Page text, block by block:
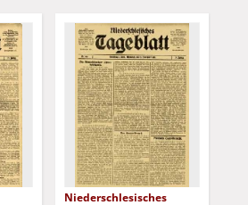
Niederschlesisches